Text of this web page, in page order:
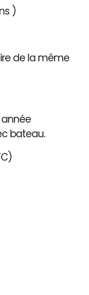
)
de la même
bateau.